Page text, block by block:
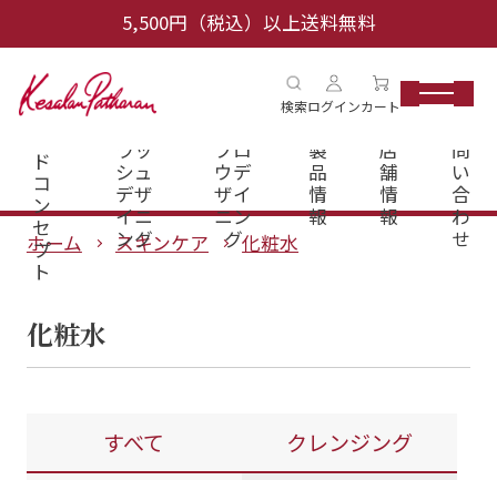
5,500円（税込）以上送料無料
検索ログインカート
ブ
ラ
ド
コ
ン
セ
プ
ト
ラッ
シュ
デザ
イニ
ング
ブロ
ウデ
ザイ
ニン
グ
製
品
情
報
店
舗
情
報
問
い
合
わ
せ
ホーム スキンケア 化粧水
化粧水
すべて
クレンジング